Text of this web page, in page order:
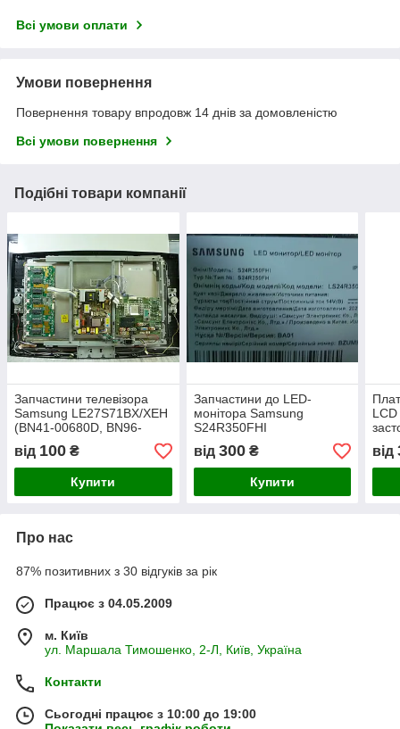
Всі умови оплати
Умови повернення
Повернення товару впродовж 14 днів за домовленістю
Всі умови повернення
Подібні товари компанії
Запчастини телевізора
Samsung LE27S71ВX/XEH
(BN41-00680D, BN96-
08058A, 4H.V0708.001/E5,
V270B1-L01-C, BN41-
00711A, BN41-00712A)
від 100 ₴
Купити
Запчастини до LED-
монітора Samsung
S24R350FHI
(ME.NT68811.EA551,
BN81-17962A, LED-
підсвітка, підставка,
M238HL06V00_HF)
від 300₴
Купити
від
Про нас
87% позитивних з 30 відгуків за рік
Працює з 04.05.2009
м. Київ
ул. Маршала Тимошенко, 2-Л, Київ, Україна
Контакти
Сьогодні працює з 10:00 до 19:00